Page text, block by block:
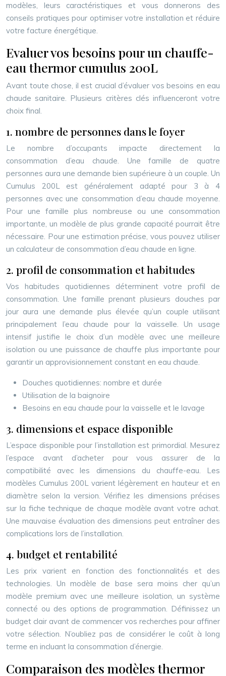
modèles, leurs caractéristiques et vous donnerons des
conseils pratiques pour optimiser votre installation et réduire
votre facture énergétique.
Evaluer vos besoins pour un chauffe-
eau thermor cumulus 200L
Avant toute chose, il est crucial d’évaluer vos besoins en eau
chaude sanitaire. Plusieurs critères clés influenceront votre
choix final.
1. nombre de personnes dans le foyer
Le nombre d’occupants impacte directement la
consommation d’eau chaude. Une famille de quatre
personnes aura une demande bien supérieure à un couple. Un
Cumulus 200L est généralement adapté pour 3 à 4
personnes avec une consommation d’eau chaude moyenne.
Pour une famille plus nombreuse ou une consommation
importante, un modèle de plus grande capacité pourrait être
nécessaire. Pour une estimation précise, vous pouvez utiliser
un calculateur de consommation d’eau chaude en ligne.
2. profil de consommation et habitudes
Vos habitudes quotidiennes déterminent votre profil de
consommation. Une famille prenant plusieurs douches par
jour aura une demande plus élevée qu’un couple utilisant
principalement l’eau chaude pour la vaisselle. Un usage
intensif justifie le choix d’un modèle avec une meilleure
isolation ou une puissance de chauffe plus importante pour
garantir un approvisionnement constant en eau chaude.
Douches quotidiennes: nombre et durée
Utilisation de la baignoire
Besoins en eau chaude pour la vaisselle et le lavage
3. dimensions et espace disponible
L’espace disponible pour l’installation est primordial. Mesurez
l’espace avant d’acheter pour vous assurer de la
compatibilité avec les dimensions du chauffe-eau. Les
modèles Cumulus 200L varient légèrement en hauteur et en
diamètre selon la version. Vérifiez les dimensions précises
sur la fiche technique de chaque modèle avant votre achat.
Une mauvaise évaluation des dimensions peut entraîner des
complications lors de l’installation.
4. budget et rentabilité
Les prix varient en fonction des fonctionnalités et des
technologies. Un modèle de base sera moins cher qu’un
modèle premium avec une meilleure isolation, un système
connecté ou des options de programmation. Définissez un
budget clair avant de commencer vos recherches pour affiner
votre sélection. N’oubliez pas de considérer le coût à long
terme en incluant la consommation d’énergie.
Comparaison des modèles thermor